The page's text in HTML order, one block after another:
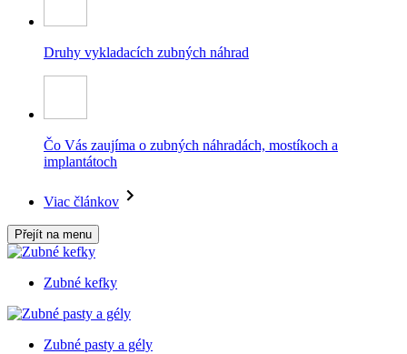
Druhy vykladacích zubných náhrad
Čo Vás zaujíma o zubných náhradách, mostíkoch a
implantátoch
Viac článkov
Přejít na menu
Zubné kefky
Zubné pasty a gély